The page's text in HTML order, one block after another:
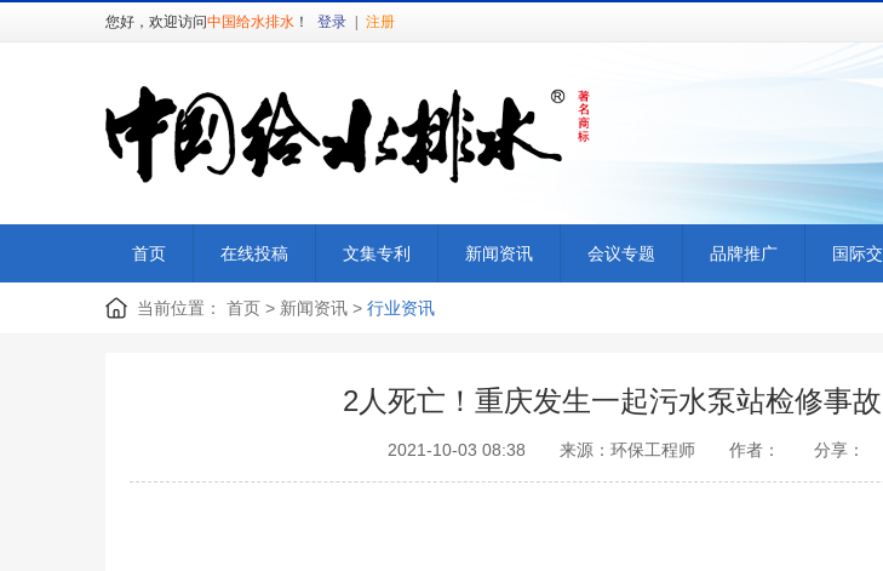
您好，欢迎访问中国给水排水 ！ 登录 注册
首页 在线投稿 文集专利 新闻资讯 会议专题 品牌推广 国际
当前位置： 首页 > 新闻资讯 > 行业资讯
2人死亡！重庆发生一起污水泵站检修事故
2021-10-03 08:38 来源：环保工程师 作者： 分享：